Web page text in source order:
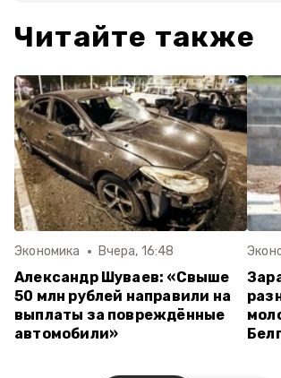
Читайте также
Экономика Вчера, 16:48
Александр Шуваев: «Свыше
50 млн рублей направили на
выплаты за повреждённые
автомобили»